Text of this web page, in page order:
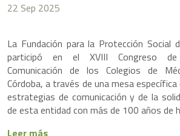
22 Sep 2025
La Fundación para la Protección Social
participó en el XVIII Congreso de
Comunicación de los Colegios de
Córdoba, a través de una mesa específica
estrategias de comunicación y de la
de esta entidad con más de 100 años de